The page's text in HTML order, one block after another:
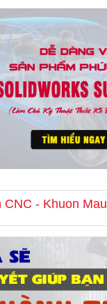
CNC - Khuon Mau